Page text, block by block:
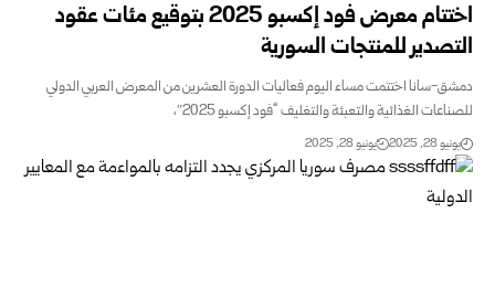
اختتام معرض فود إكسبو 2025 بتوقيع مئات عقود
للمنتجات السورية
سانا اختتمت مساء اليوم فعاليات الدورة العشرين من المعرض العربي الدولي
الغذائية والتعبئة والتغليف “فود إكسبو 2025″،
يونيو 28, 2025